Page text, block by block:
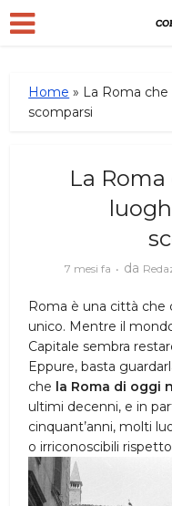
Home » La Roma che
scomparsi
La Roma
7 mesi fa da
Roma è una città
unico. Mentre il
Capitale sembra
Eppure, basta
che la Roma di oggi
ultimi decenni, e in
cinquant’anni, molti
o irriconoscibili